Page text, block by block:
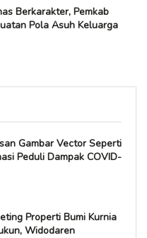
Berkarakter, Pemkab
Pola Asuh Keluarga
Gambar Vector Seperti
Peduli Dampak COVID-
Properti Bumi Kurnia
Widodaren